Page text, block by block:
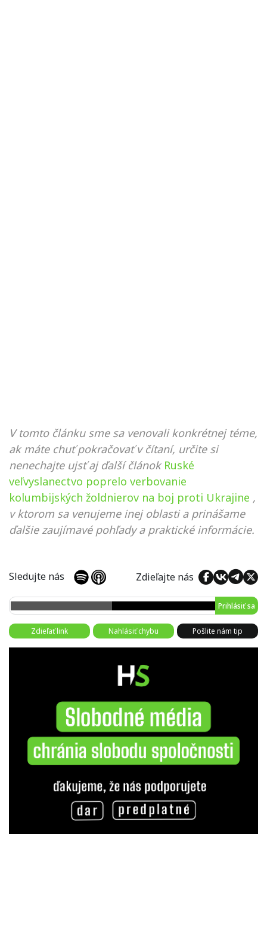
V tomto článku sme sa venovali konkrétnej téme,
ak máte chuť pokračovať v čítaní, určite si
nenechajte ujsť aj ďalší článok Ruské
veľvyslanectvo poprelo verbovanie
kolumbijských žoldnierov na boj proti Ukrajine ,
v ktorom sa venujeme inej oblasti a prinášame
ďalšie zaujímavé pohľady a praktické informácie.
Sledujte nás Zdieľajte nás
Prihlásiť sa
Zdieľať link Nahlásiť chybu Pošlite nám tip